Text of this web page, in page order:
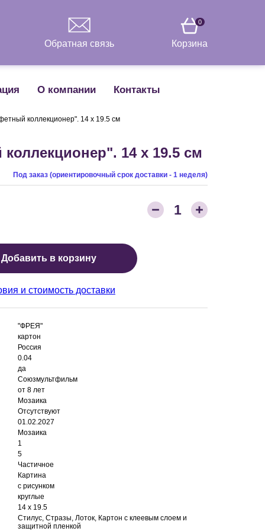
Обратная связь
0
Корзина
О компании Контакты
коллекционер". 14 х 19.5 см
14 х 19.5 см
Под заказ (ориентировочный срок доставки - 1 неделя)
Количество товара:
1
Добавить в корзину
и стоимость доставки
"ФРЕЯ"
картон
Россия
0.04
да
Союзмультфильм
от 8 лет
Мозаика
Отсутствуют
01.02.2027
Мозаика
1
5
Частичное
Картина
с рисунком
круглые
14 x 19.5
Стилус, Стразы, Лоток, Картон с клеевым слоем и
защитной пленкой